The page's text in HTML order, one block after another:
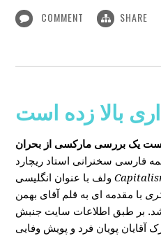
COMMENT SHARE
بالا زده است
یک بررسی مارکسی از بحران
فارسی سخنرانی استاد ریچارد
ولف با عنوان انگلیسی
با مقدمه ای به قلم آقای بهمن
بر طبق اطلاعات سایت جنبش
آقایان پویان فرد و پویش وفایی